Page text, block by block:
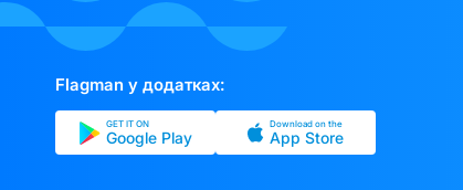
Flagman у додатках:
GET IT ON
Google Play
Download on the
App Store